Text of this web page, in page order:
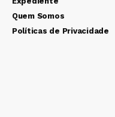
Quem Somos
Políticas de Privacidade